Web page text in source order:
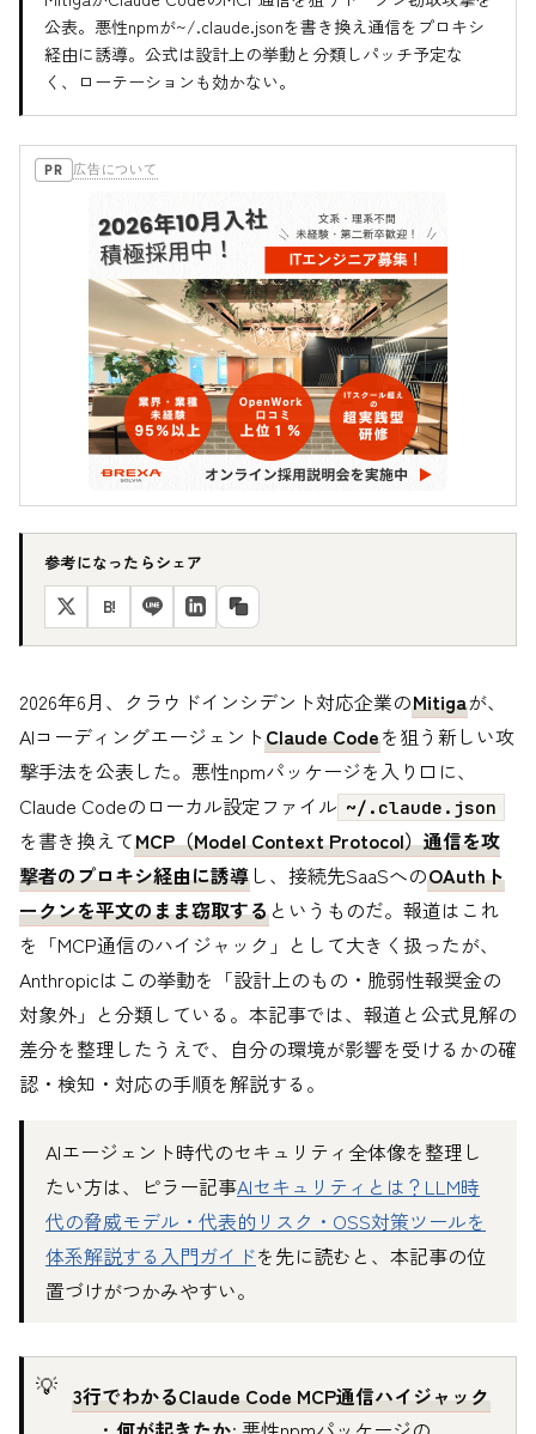
公表。悪性npmが~/.claude.jsonを書き換え通信をプロキシ
経由に誘導。公式は設計上の挙動と分類しパッチ予定な
く、ローテーションも効かない。
PR 広告について
参考になったらシェア
B!
2026年6月、クラウドインシデント対応企業のMitigaが、
AIコーディングエージェントClaude Codeを狙う新しい攻
撃手法を公表した。悪性npmパッケージを入り口に、
Claude Codeのローカル設定ファイル ~/.claude.json
を書き換えてMCP（Model Context Protocol）通信を攻
撃者のプロキシ経由に誘導 し、接続先SaaSへのOAuthト
ークンを平文のまま窃取するというものだ。報道はこれ
を「MCP通信のハイジャック」として大きく扱ったが、
Anthropicはこの挙動を「設計上のもの・脆弱性報奨金の
対象外」と分類している。本記事では、報道と公式見解の
差分を整理したうえで、自分の環境が影響を受けるかの確
認・検知・対応の手順を解説する。
AIエージェント時代のセキュリティ全体像を整理し
たい方は、ピラー記事AIセキュリティとは？LLM時
代の脅威モデル・代表的リスク・OSS対策ツールを
体系解説する入門ガイドを先に読むと、本記事の位
置づけがつかみやすい。
3行でわかるClaude Code MCP通信ハイジャック